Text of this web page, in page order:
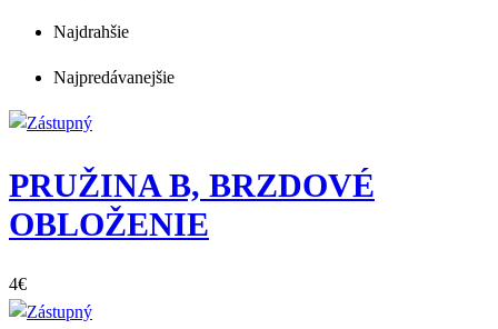
Najdrahšie
Najpredávanejšie
PRUŽINA B, BRZDOVÉ
OBLOŽENIE
4€